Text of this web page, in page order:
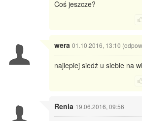
Coś jeszcze?
wera 01.10.2016, 13:10
najlepiej siedź u siebie na
Renia 19.06.2016, 09:56